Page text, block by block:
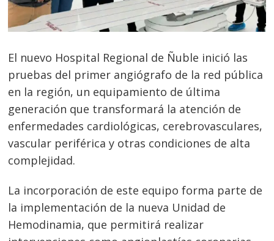
El nuevo Hospital Regional de Ñuble inició las
pruebas del primer angiógrafo de la red pública
en la región, un equipamiento de última
generación que transformará la atención de
enfermedades cardiológicas, cerebrovasculares,
vascular periférica y otras condiciones de alta
complejidad.
La incorporación de este equipo forma parte de
la implementación de la nueva Unidad de
Hemodinamia, que permitirá realizar